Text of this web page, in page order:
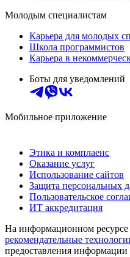
Молодым специалистам
Карьера для молодых
Школа программистов
Карьера в
Боты для уведомлений
Мобильное приложение
Этика и комплаенс
Оказание услуг
Использование сайтов
Защита персональных
Пользовательское
ИТ аккредитация
На информационном ресурсе
рекомендательные
предоставления информации